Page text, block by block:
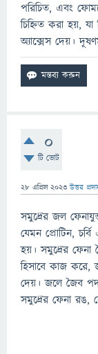
পরিচিত, এবং
চিহ্নিত করা হয়,
অ্যাক্সেস দেয়।
0
টি ভোট
28 এপ্রিল 2023 উত্তর
সমুদ্রের জল
যেমন প্রোটিন,
হয়। সমুদ্রের ফেনা
হিসাবে কাজ
দেয়। জলে জৈব
সমুদ্রের ফেনা রঙ,